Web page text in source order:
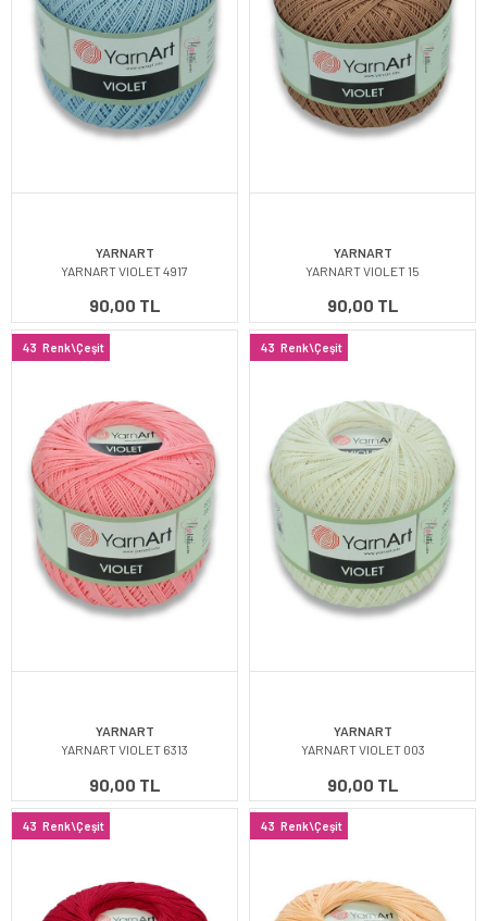
YARNART
YARNART VIOLET 4917
90,00 TL
YARNART
YARNART VIOLET 15
90,00 TL
43 Renk\Çeşit
YARNART
YARNART VIOLET 6313
90,00 TL
43 Renk\Çeşit
YARNART
YARNART VIOLET 003
90,00 TL
43 Renk\Çeşit 43 Renk\Çeşit